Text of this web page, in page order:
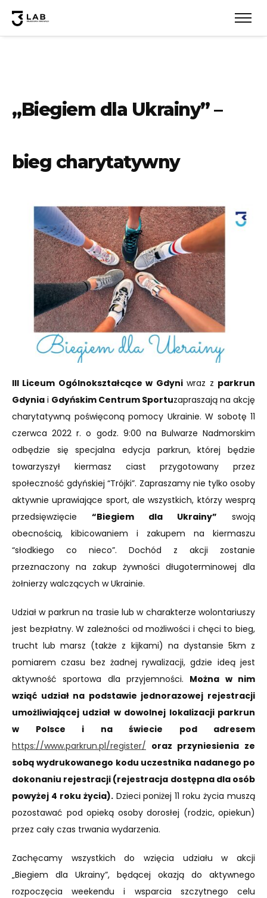
„Biegiem dla Ukrainy” –
bieg charytatywny
III Liceum Ogólnokształcące w Gdyniwraz z parkrun
Gdynia i Gdyńskim Centrum Sportuzapraszają na akcję
charytatywną poświęconą pomocy Ukrainie. W sobotę 11
czerwca 2022 r. o godz. 9:00 na Bulwarze Nadmorskim
odbędzie się specjalna edycja parkrun, której będzie
towarzyszył kiermasz ciast przygotowany przez
społeczność gdyńskiej “Trójki”. Zapraszamy nie tylko osoby
aktywnie uprawiające sport, ale wszystkich, którzy wesprą
przedsięwzięcie “Biegiem dla Ukrainy” swoją
obecnością, kibicowaniem i zakupem na kiermaszu
“słodkiego co nieco”. Dochód z akcji zostanie
przeznaczony na zakup żywności długoterminowej dla
żołnierzy walczących w Ukrainie.
Udział w parkrun na trasie lub w charakterze wolontariuszy
jest bezpłatny. W zależności od możliwości i chęci to bieg,
trucht lub marsz (także z kijkami) na dystansie 5km z
pomiarem czasu bez żadnej rywalizacji, gdzie ideą jest
aktywność sportowa dla przyjemności. Można w nim
wziąć udział na podstawie jednorazowej rejestracji
umożliwiającej udział w dowolnej lokalizacji parkrun
w Polsce i na świecie pod adresem
https://www.parkrun.pl/register/ oraz przyniesienia ze
sobą wydrukowanego kodu uczestnika nadanego po
dokonaniu rejestracji (rejestracja dostępna dla osób
powyżej 4 roku życia).Dzieci poniżej 11 roku życia muszą
pozostawać pod opieką osoby dorosłej (rodzic, opiekun)
przez cały czas trwania wydarzenia.
Zachęcamy wszystkich do wzięcia udziału w akcji
„Biegiem dla Ukrainy”, będącej okazją do aktywnego
rozpoczęcia weekendu i wsparcia szczytnego celu